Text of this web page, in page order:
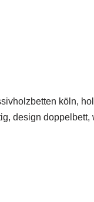
köln,
design